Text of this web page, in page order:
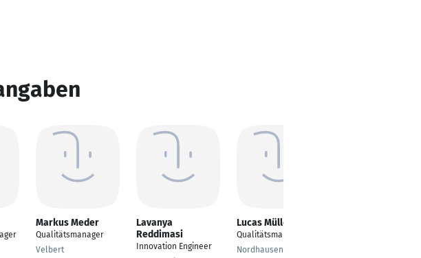
Markus Meder
Qualitätsmanager
Velbert
Lavanya
Reddimasi
Innovation Engineer
Lucas Müller
Qualitätsmanager
Nordhausen